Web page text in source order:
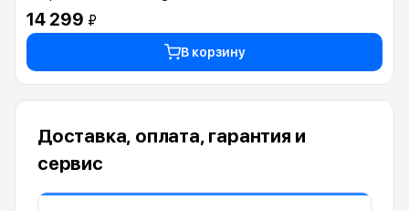
14 299 ₽
В корзину
Доставка, оплата, гарантия и
сервис